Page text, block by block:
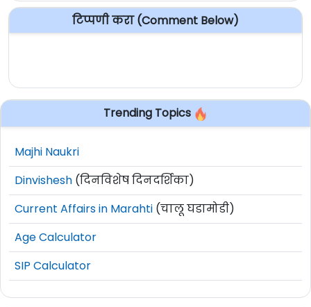
टिप्पणी करा (Comment Below)
Trending Topics
Majhi Naukri
Dinvishesh (दिनविशेष दिनदर्शिका)
Current Affairs in Marahti (चालू घडामोडी)
Age Calculator
SIP Calculator